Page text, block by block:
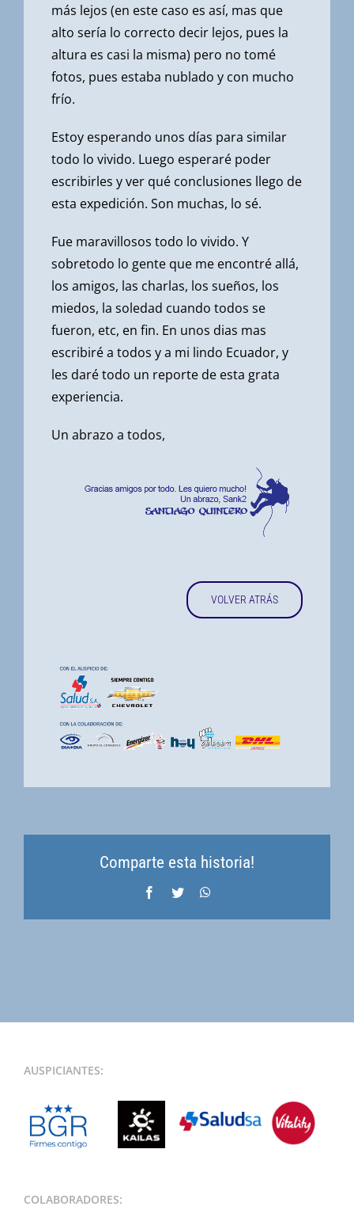
más lejos (en este caso es así, mas que
alto sería lo correcto decir lejos, pues la
altura es casi la misma) pero no tomé
fotos, pues estaba nublado y con mucho
frío.
Estoy esperando unos días para similar
todo lo vivido. Luego esperaré poder
escribirles y ver qué conclusiones llego de
esta expedición. Son muchas, lo sé.
Fue maravillosos todo lo vivido. Y
sobretodo lo gente que me encontré allá,
los amigos, las charlas, los sueños, los
miedos, la soledad cuando todos se
fueron, etc, en fin. En unos dias mas
escribiré a todos y a mi lindo Ecuador, y
les daré todo un reporte de esta grata
experiencia.
Un abrazo a todos,
VOLVER ATRÁS
Comparte esta historia!
Facebook
Twitter
AUSPICIANTES:
COLABORADORES: